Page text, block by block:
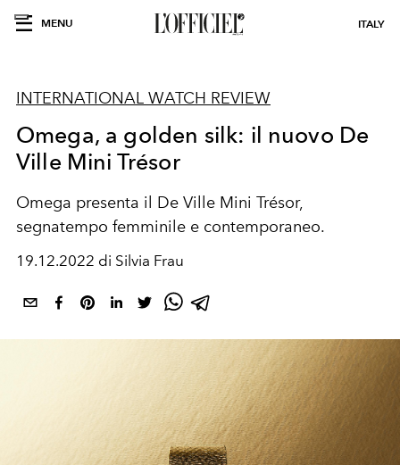
MENU ITALY
INTERNATIONAL WATCH REVIEW
Omega, a golden silk: il nuovo De
Ville Mini Trésor
Omega presenta il De Ville Mini Trésor,
segnatempo femminile e contemporaneo.
19.12.2022 di Silvia Frau